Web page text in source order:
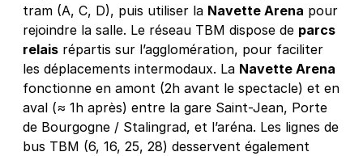
tram (A, C, D), puis utiliser la Navette Arena pour
rejoindre la salle. Le réseau TBM dispose de parcs
relais répartis sur l’agglomération, pour faciliter
les déplacements intermodaux. La Navette Arena
fonctionne en amont (2h avant le spectacle) et en
aval (≈ 1h après) entre la gare Saint-Jean, Porte
de Bourgogne / Stalingrad, et l’aréna. Les lignes de
bus TBM (6, 16, 25, 28) desservent également